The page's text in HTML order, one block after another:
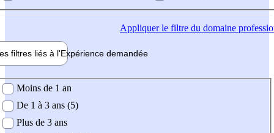
Appliquerle filtre du domaine
filtres liés à l'Expérience demandée
demandée
Moins de 1 an
De 1 à 3 ans (5)
Plus de 3 ans